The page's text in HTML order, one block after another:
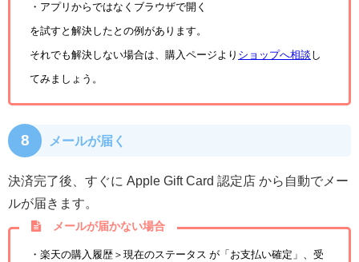
・アプリからではなくブラウザで開く
を試すと解決したとの例があります。
それでも解決しない場合は、購入ページより ショップへ相談 し
てみましょう。
8 メールが届く
決済完了後、すぐに Apple Gift Card 認定店 から自動でメー
ルが届きます。
メールが届かない場合
・楽天の購入履歴＞現在のステータス が「お支払い確定」、受